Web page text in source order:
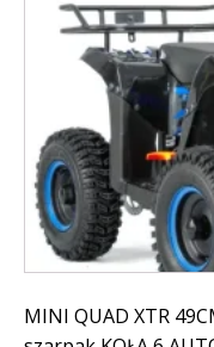
MINI QUAD XTR